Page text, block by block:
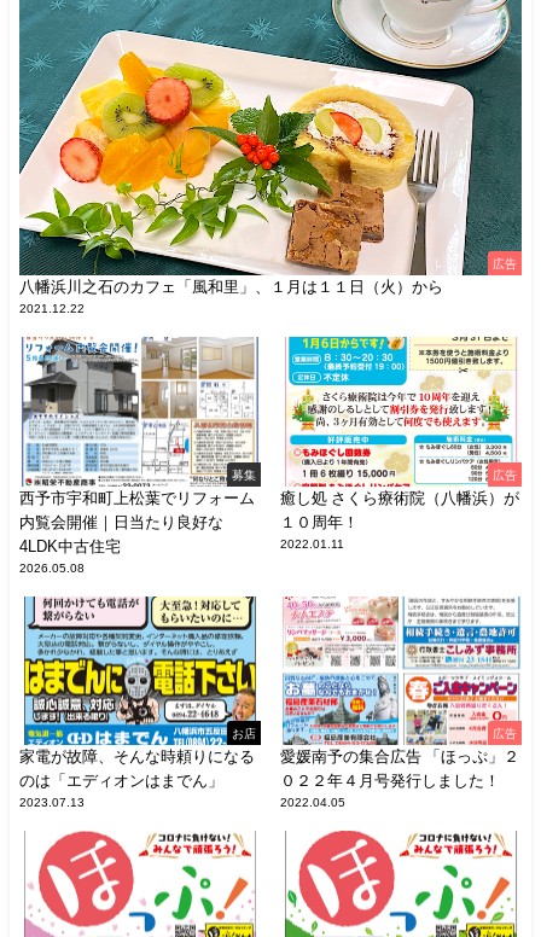
広告
八幡浜川之石のカフェ「風和里」、１月は１１日（火）から
2021.12.22
募集
西予市宇和町上松葉でリフォーム
内覧会開催｜日当たり良好な
4LDK中古住宅
2026.05.08
広告
癒し処 さくら療術院（八幡浜）が
１０周年！
2022.01.11
お店
家電が故障、そんな時頼りになる
のは「エディオンはまでん」
2023.07.13
広告
愛媛南予の集合広告 「ほっぷ」２
０２２年４月号発行しました！
2022.04.05